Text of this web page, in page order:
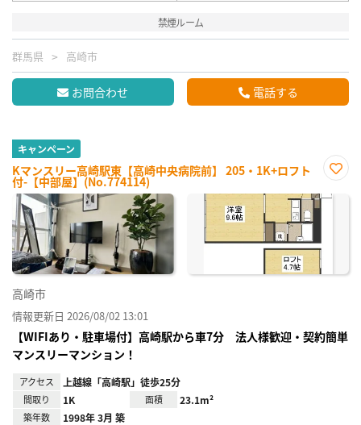
禁煙ルーム
群馬県 高崎市
お問合わせ 電話する
キャンペーン
Kマンスリー高崎駅東【高崎中央病院前】 205・1K+ロフト
付-【中部屋】(No.774114)
に入
高崎市
情報更新日 2026/08/02 13:01
【WIFIあり・駐車場付】高崎駅から車7分 法人様歓迎・契約簡単
マンスリーマンション！
アクセス 上越線「高崎駅」徒歩25分
間取り 1K 面積 23.1m²
築年数 1998年 3月 築